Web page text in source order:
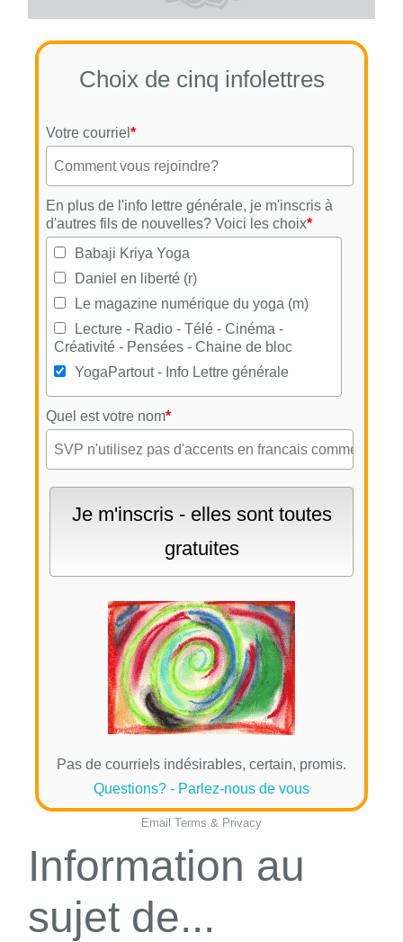
Choix de cinq infolettres
Votre courriel *
En plus de l'info lettre générale, je m'inscris à
d'autres fils de nouvelles? Voici les choix*
Babaji Kriya Yoga
Daniel en liberté (r)
Le magazine numérique du yoga (m)
Lecture - Radio - Télé - Cinéma -
Créativité - Pensées - Chaine de bloc
YogaPartout - Info Lettre générale
Quel est votre nom*
Pas de courriels indésirables, certain, promis.
Questions? - Parlez-nous de vous
Email Terms & Privacy
Information au
sujet de...